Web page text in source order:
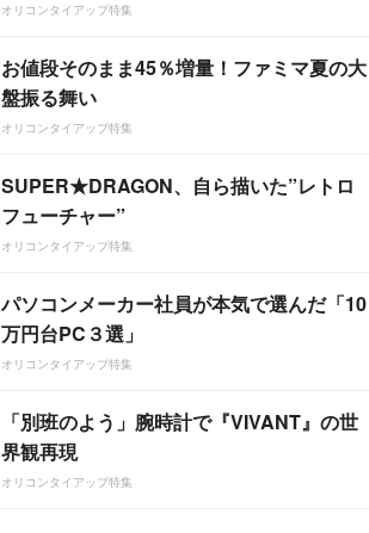
オリコンタイアップ特集
お値段そのまま45％増量！ファミマ夏の大
盤振る舞い
オリコンタイアップ特集
SUPER★DRAGON、自ら描いた”レトロ
フューチャー”
オリコンタイアップ特集
パソコンメーカー社員が本気で選んだ「10
万円台PC３選」
オリコンタイアップ特集
「別班のよう」腕時計で『VIVANT』の世
界観再現
オリコンタイアップ特集